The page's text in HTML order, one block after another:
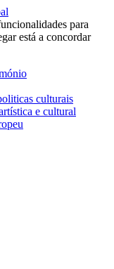
para
está a concordar
culturais
e cultural